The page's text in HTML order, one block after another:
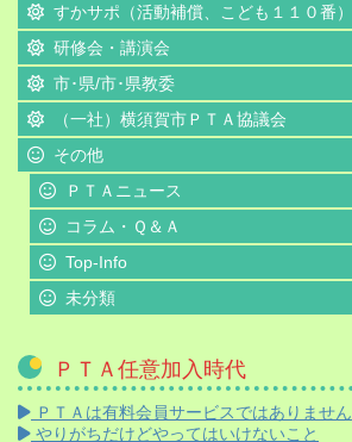
すかサポ（活動補償、こども１１０番）
研修会・講演会
市･県/市･県教委
（一社）横須賀市ＰＴＡ協議会
その他
ＰＴＡニュース
コラム・Ｑ＆Ａ
Top-Info
未分類
ＰＴＡ任意加入時代
ＰＴＡは有料会員サービスではありません
やりがちだけどやってはいけないこと